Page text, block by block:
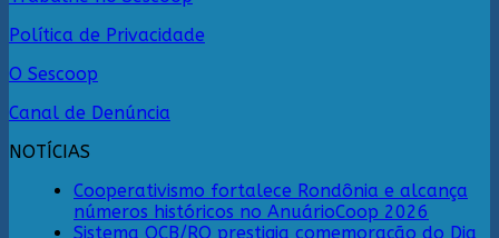
da
CooperCacoal
Política de Privacidade
O Sescoop
Canal de Denúncia
NOTÍCIAS
Cooperativismo fortalece Rondônia e alcança
números históricos no AnuárioCoop 2026
Sistema OCB/RO prestigia comemoração do Dia